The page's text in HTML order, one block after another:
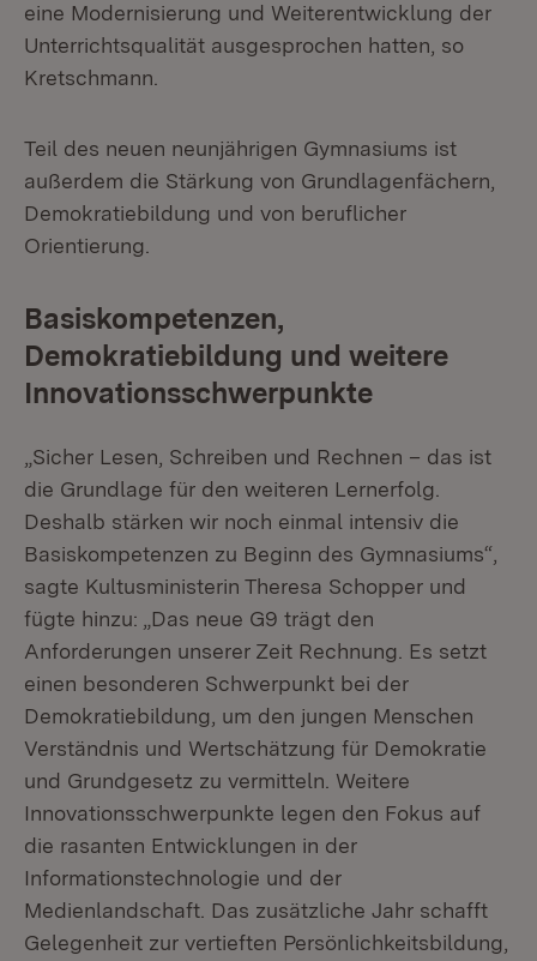
eine Modernisierung und Weiterentwicklung der
Unterrichtsqualität ausgesprochen hatten, so
Kretschmann.
Teil des neuen neunjährigen Gymnasiums ist
außerdem die Stärkung von Grundlagenfächern,
Demokratiebildung und von beruflicher
Orientierung.
Basiskompetenzen,
Demokratiebildung und weitere
Innovationsschwerpunkte
„Sicher Lesen, Schreiben und Rechnen – das ist
die Grundlage für den weiteren Lernerfolg.
Deshalb stärken wir noch einmal intensiv die
Basiskompetenzen zu Beginn des Gymnasiums“,
sagte Kultusministerin Theresa Schopper und
fügte hinzu: „Das neue G9 trägt den
Anforderungen unserer Zeit Rechnung. Es setzt
einen besonderen Schwerpunkt bei der
Demokratiebildung, um den jungen Menschen
Verständnis und Wertschätzung für Demokratie
und Grundgesetz zu vermitteln. Weitere
Innovationsschwerpunkte legen den Fokus auf
die rasanten Entwicklungen in der
Informationstechnologie und der
Medienlandschaft. Das zusätzliche Jahr schafft
Gelegenheit zur vertieften Persönlichkeitsbildung,